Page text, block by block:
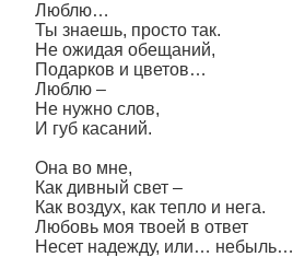
Люблю…
Ты знаешь, просто так.
Не ожидая обещаний,
Подарков и цветов…
Люблю –
Не нужно слов,
И губ касаний.
Она во мне,
Как дивный свет –
Как воздух, как тепло и нега.
Любовь моя твоей в ответ
Несет надежду, или… небыль…